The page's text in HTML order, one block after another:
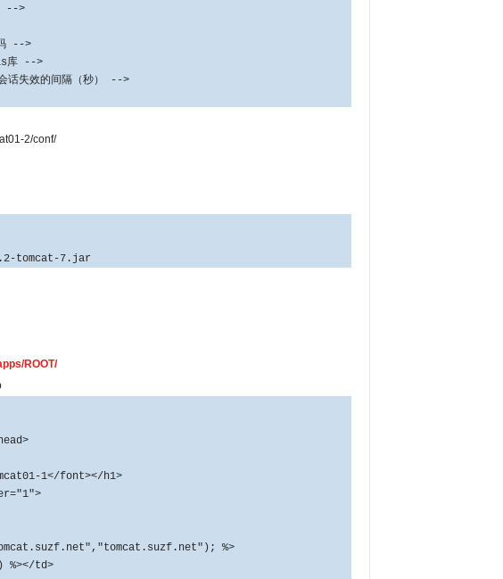
-->
-->
库 -->
失效的间隔（秒） -->
2/conf/
tomcat-7.jar
ROOT/
1</font></h1>
%>
td>